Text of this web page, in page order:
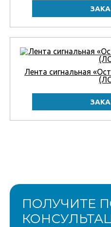
Лента сигнальная
ПОЛУЧИТЕ